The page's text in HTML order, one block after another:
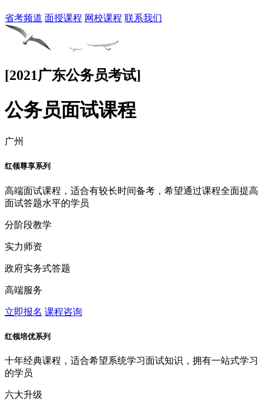
省考频道 面授课程 网校课程 联系我们
[2021广东公务员考试]
公务员面试课程
广州
红领尊享系列
高端面试课程，适合有较长时间备考，希望通过课程全面提高
面试答题水平的学员
分阶段教学
实力师资
政府实务式答题
高端服务
立即报名 课程咨询
红领培优系列
十年经典课程，适合希望系统学习面试知识，拥有一站式学习
的学员
六大升级